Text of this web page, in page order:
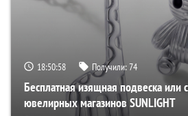
18:50:57 Получили:74
Бесплатная изящная подвеска или
ювелирных магазинов SUNLIGHT